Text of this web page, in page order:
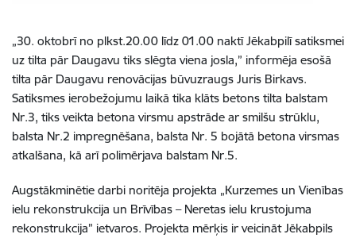
„30. oktobrī no plkst.20.00 līdz 01.00 naktī Jēkabpilī satiksmei
uz tilta pār Daugavu tiks slēgta viena josla,” informēja esošā
tilta pār Daugavu renovācijas būvuzraugs Juris Birkavs.
Satiksmes ierobežojumu laikā tika klāts betons tilta balstam
Nr.3, tiks veikta betona virsmu apstrāde ar smilšu strūklu,
balsta Nr.2 impregnēšana, balsta Nr. 5 bojātā betona virsmas
atkalšana, kā arī polimērjava balstam Nr.5.
Augstākminētie darbi noritēja projekta „Kurzemes un Vienības
ielu rekonstrukcija un Brīvības – Neretas ielu krustojuma
rekonstrukcija” ietvaros. Projekta mērķis ir veicināt Jēkabpils